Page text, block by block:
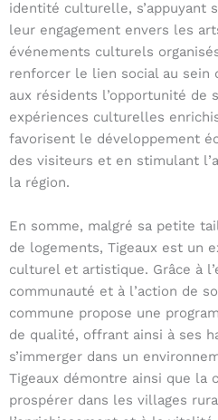
identité culturelle, s’appuyant
leur engagement envers les
événements culturels
renforcer le lien social au sein
aux résidents l’opportunité de
expériences culturelles
favorisent le développement
des visiteurs et en stimulant
la région.
En somme, malgré sa petite
de logements, Tigeaux est un
culturel et artistique. Grâce à
communauté et à l’action de
commune propose une
de qualité, offrant ainsi à ses
s’immerger dans un
Tigeaux démontre ainsi que la
prospérer dans les villages